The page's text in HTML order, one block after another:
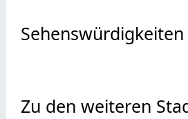
Sehenswürdigkeiten
Zu den weiteren